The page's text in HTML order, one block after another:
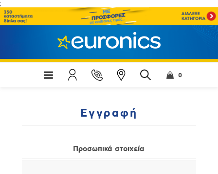
;
0
Εγγραφή
Προσωπικά στοιχεία